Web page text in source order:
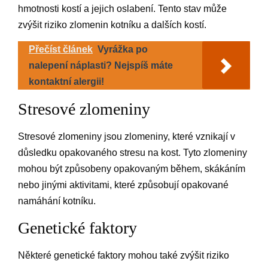
hmotnosti kostí a jejich oslabení. Tento stav může
zvýšit riziko zlomenin kotníku a dalších kostí.
Přečíst článek Vyrážka po
nalepení náplasti? Nejspíš máte
kontaktní alergii!
Stresové zlomeniny
Stresové zlomeniny jsou zlomeniny, které vznikají v
důsledku opakovaného stresu na kost. Tyto zlomeniny
mohou být způsobeny opakovaným během, skákáním
nebo jinými aktivitami, které způsobují opakované
namáhání kotníku.
Genetické faktory
Některé genetické faktory mohou také zvýšit riziko